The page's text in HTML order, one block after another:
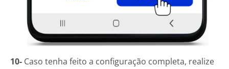
10- Caso tenha feito a configuração completa, realize